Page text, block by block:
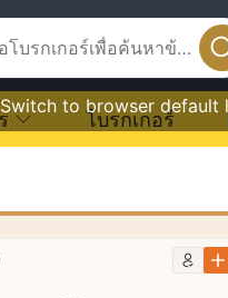
Switch to browser default
โบรกเกอร์